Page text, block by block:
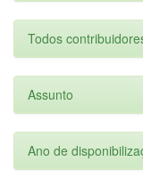
Todos
Assunto
Ano de